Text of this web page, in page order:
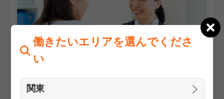
働きたいエリアを選んでくださ
い
関東